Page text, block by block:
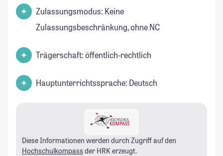
Zulassungsmodus: Keine
Zulassungsbeschränkung, ohne NC
Trägerschaft: öffentlich-rechtlich
Hauptunterrichtssprache: Deutsch
Diese Informationen werden durch Zugriff auf den
Hochschulkompass der HRK erzeugt.